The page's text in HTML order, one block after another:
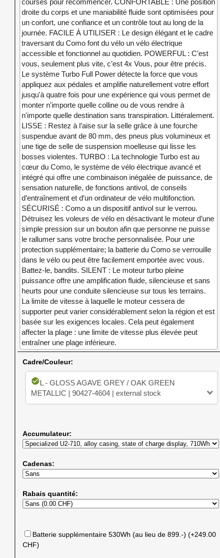
droite du corps et une maniabilité fluide sont optimisées pour
un confort, une confiance et un contrôle tout au long de la
journée. FACILE À UTILISER : Le design élégant et le cadre
traversant du Como font du vélo un vélo électrique
accessible et fonctionnel au quotidien. POWERFUL : C’est
vous, seulement plus vite, c’est 4x Vous, pour être précis.
Le système Turbo Full Power détecte la force que vous
appliquez aux pédales et amplifie naturellement votre effort
jusqu'à quatre fois pour une expérience qui vous permet de
monter n'importe quelle colline ou de vous rendre à
n'importe quelle destination sans transpiration. Littéralement.
LISSE : Restez à l’aise sur la selle grâce à une fourche
suspendue avant de 80 mm, des pneus plus volumineux et
une tige de selle de suspension moelleuse qui lisse les
bosses violentes. TURBO : La technologie Turbo est au
cœur du Como, le système de vélo électrique avancé et
intégré qui offre une combinaison inégalée de puissance, de
sensation naturelle, de fonctions antivol, de conseils
d’entraînement et d’un ordinateur de vélo multifonction.
SÉCURISÉ : Como a un dispositif antivol sur le verrou.
Détruisez les voleurs de vélo en désactivant le moteur d’une
simple pression sur un bouton afin que personne ne puisse
le rallumer sans votre broche personnalisée. Pour une
protection supplémentaire; la batterie du Como se verrouille
dans le vélo ou peut être facilement emportée avec vous.
Battez-le, bandits. SILENT : Le moteur turbo pleine
puissance offre une amplification fluide, silencieuse et sans
heurts pour une conduite silencieuse sur tous les terrains.
La limite de vitesse à laquelle le moteur cessera de
supporter peut varier considérablement selon la région et est
basée sur les exigences locales. Cela peut également
affecter la plage : une limite de vitesse plus élevée peut
entraîner une plage inférieure.
Cadre/Couleur:
check_circle L - GLOSS AGAVE GREY / OAK GREEN
METALLIC | 90427-4604 | external stock
Accumulateur:
Cadenas:
Rabais quantité:
Batterie supplémentaire 530Wh (au lieu de 899.-) (+249.00
CHF)